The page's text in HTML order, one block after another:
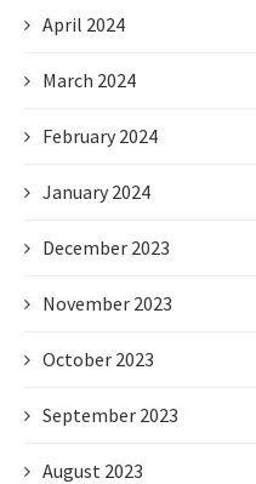
April 2024
March 2024
February 2024
January 2024
December 2023
November 2023
October 2023
September 2023
August 2023